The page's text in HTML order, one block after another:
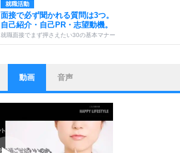
就職活動
面接で必ず聞かれる質問は3つ。
自己紹介・自己PR・志望動機。
就職面接でまず押さえたい30の基本マナー
ストレス対策
他人と比べない。
いっそのこと、他人を見ない。
いらいらしない人になる30の方法
ポジティブになれない原因は、行動しないから。
動画 音声